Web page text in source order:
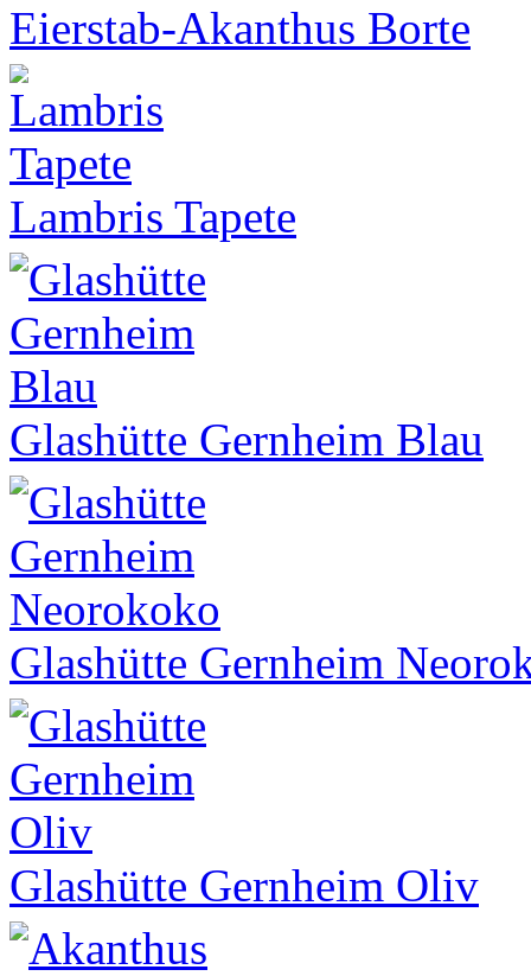
Eierstab-Akanthus Borte
Lambris Tapete
Glashütte Gernheim Blau
Glashütte Gernheim
Glashütte Gernheim Oliv